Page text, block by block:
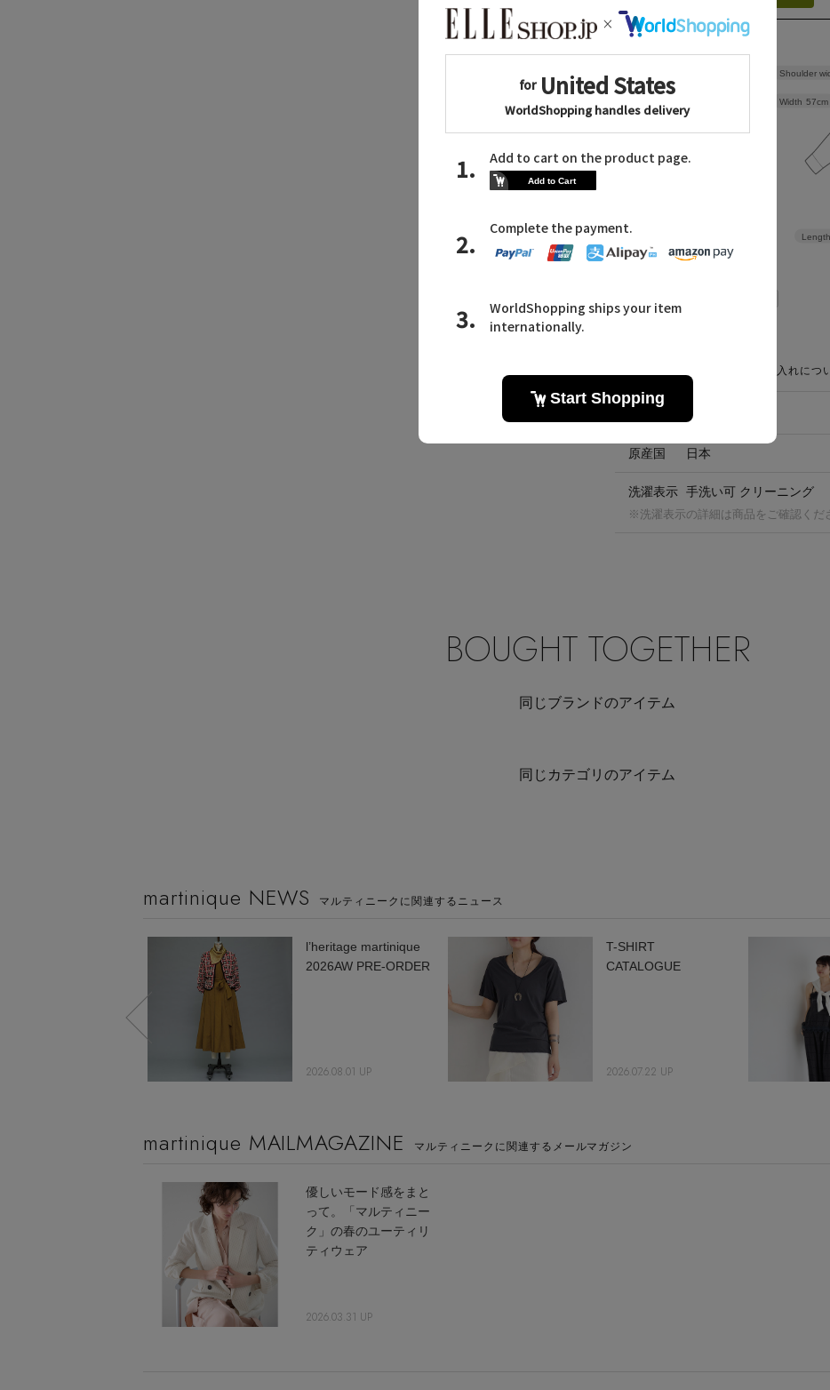
Length
Width 57cm
Shoulder
CARE GUIDE お手入れにつ
キュプラ100％
原産国 日本
洗濯表示 手洗い可 クリーニング
※洗濯表示の詳細は商品をご確認くだ
BOUGHT TOGETHER
同じブランドのアイテム
同じカテゴリのアイテム
martinique NEWS マルティニークに関連するニュース
l’heritage martinique
2026AW PRE-ORDER
2026.08.01 UP
T-SHIRT
CATALOGUE
2026.07.22 UP
martinique MAILMAGAZINE マルティニークに関連するメールマガジン
優しいモード感をまと
って。「マルティニー
ク」の春のユーティリ
ティウェア
2026.03.31 UP